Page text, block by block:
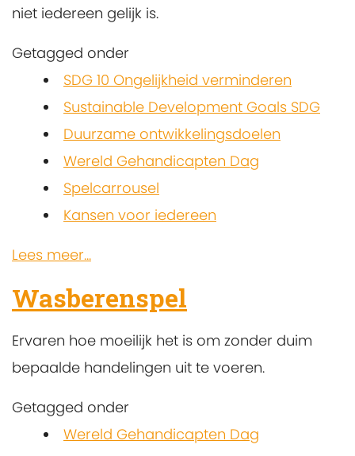
niet iedereen gelijk is.
Getagged onder
SDG 10 Ongelijkheid verminderen
Sustainable Development Goals SDG
Duurzame ontwikkelingsdoelen
Wereld Gehandicapten Dag
Spelcarrousel
Kansen voor iedereen
Lees meer...
Wasberenspel
Ervaren hoe moeilijk het is om zonder duim
bepaalde handelingen uit te voeren.
Getagged onder
Wereld Gehandicapten Dag